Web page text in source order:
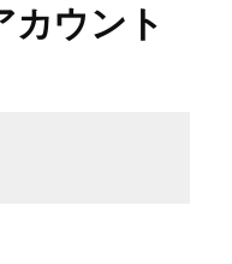
ウント